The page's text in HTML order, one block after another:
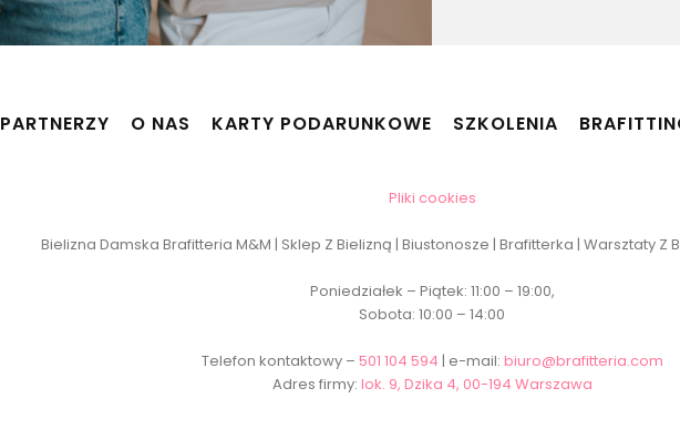
PARTNERZY O NAS KARTY PODARUNKOWE SZKOLENIA
Pliki cookies
Bielizna Damska Brafitteria M&M | Sklep Z Bielizną | Biustonosze | Brafitterka | Warsztaty Z
Poniedziałek – Piątek: 11:00 – 19:00,
Sobota: 10:00 – 14:00
Telefon kontaktowy – 501 104 594 | e-mail: biuro@brafitteria.com
Adres firmy: lok. 9, Dzika 4, 00-194 Warszawa